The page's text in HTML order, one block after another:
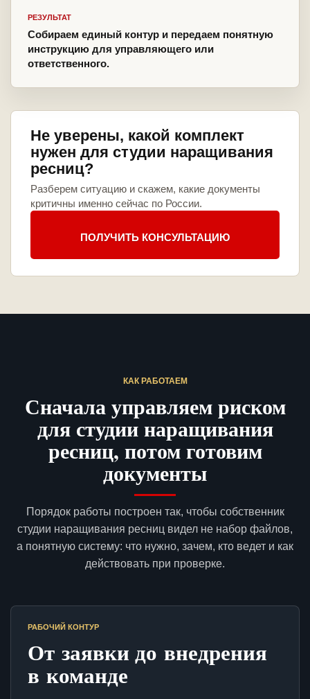
РЕЗУЛЬТАТ
Собираем единый контур и передаем понятную
инструкцию для управляющего или
ответственного.
Не уверены, какой комплект
нужен для студии наращивания
ресниц?
Разберем ситуацию и скажем, какие документы
критичны именно сейчас по России.
ПОЛУЧИТЬ КОНСУЛЬТАЦИЮ
КАК РАБОТАЕМ
Сначала управляем риском
для студии наращивания
ресниц, потом готовим
документы
Порядок работы построен так, чтобы собственник
студии наращивания ресниц видел не набор файлов,
а понятную систему: что нужно, зачем, кто ведет и как
действовать при проверке.
РАБОЧИЙ КОНТУР
От заявки до внедрения
в команде